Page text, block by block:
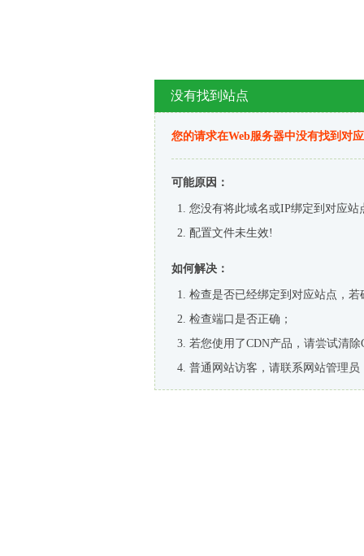
没有找到站点
您的请求在Web服务器中没有找到对
可能原因：
您没有将此域名或IP绑定到对应站
配置文件未生效!
如何解决：
检查是否已经绑定到对应站点，
检查端口是否正确；
若您使用了CDN产品，请尝试清除
普通网站访客，请联系网站管理员